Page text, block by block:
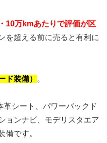
10万kmあたりで評価が区
を超える前に売ると有利に
ド装備） 。
シート、パワーバックド
ョンナビ、モデリスタエア
備です。